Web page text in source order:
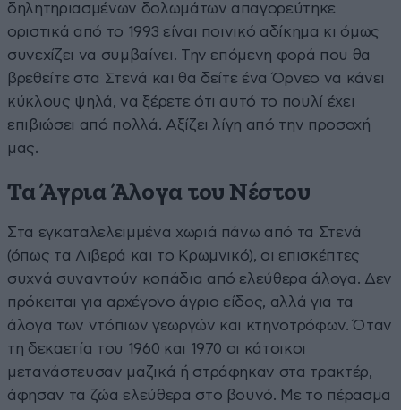
δηλητηριασμένων δολωμάτων απαγορεύτηκε
οριστικά από το 1993 είναι ποινικό αδίκημα κι όμως
συνεχίζει να συμβαίνει. Την επόμενη φορά που θα
βρεθείτε στα Στενά και θα δείτε ένα Όρνεο να κάνει
κύκλους ψηλά, να ξέρετε ότι αυτό το πουλί έχει
επιβιώσει από πολλά. Αξίζει λίγη από την προσοχή
μας.
Τα Άγρια Άλογα του Νέστου
Στα εγκαταλελειμμένα χωριά πάνω από τα Στενά
(όπως τα Λιβερά και το Κρωμνικό), οι επισκέπτες
συχνά συναντούν κοπάδια από ελεύθερα άλογα. Δεν
πρόκειται για αρχέγονο άγριο είδος, αλλά για τα
άλογα των ντόπιων γεωργών και κτηνοτρόφων. Όταν
τη δεκαετία του 1960 και 1970 οι κάτοικοι
μετανάστευσαν μαζικά ή στράφηκαν στα τρακτέρ,
άφησαν τα ζώα ελεύθερα στο βουνό. Με το πέρασμα